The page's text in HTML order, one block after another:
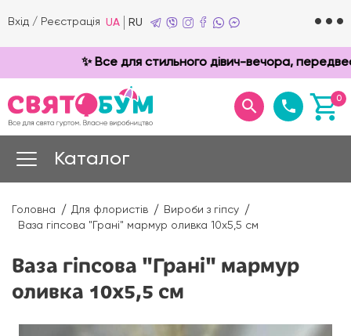
Вхід / Реєстрація UA RU
✨ Все для стильного дівич-вечора,
0
Каталог
Головна Для флористів
Вироби з гіпсу
Ваза гіпсова "Грані" мармур оливка 10х5,5 см
Ваза гіпсова "Грані" мармур
оливка 10х5,5 см